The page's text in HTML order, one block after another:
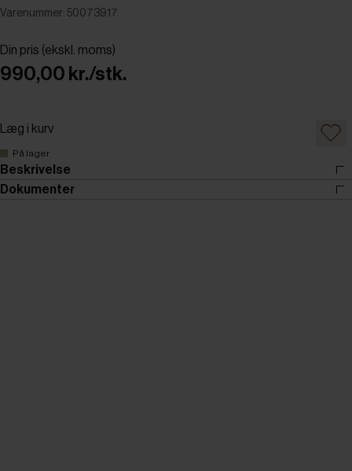
Varenummer: 50073917
Din pris (ekskl. moms)
990,00 kr./stk.
Læg i kurv
På lager
Beskrivelse
Dokumenter